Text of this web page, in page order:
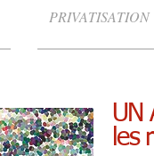
PRIVATISATION
UN
les